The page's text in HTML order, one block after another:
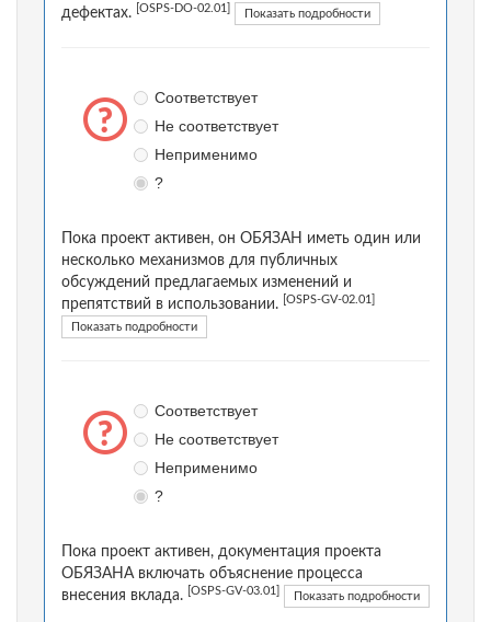
дефектах.
[OSPS-DO-02.01] Показать подробности
Соответствует
Не соответствует
Неприменимо
?
Пока проект активен, он ОБЯЗАН иметь один или
несколько механизмов для публичных
обсуждений предлагаемых изменений и
препятствий в использовании.
[OSPS-GV-02.01]
Показать подробности
Соответствует
Не соответствует
Неприменимо
?
Пока проект активен, документация проекта
ОБЯЗАНА включать объяснение процесса
внесения вклада.
[OSPS-GV-03.01] Показать подробности